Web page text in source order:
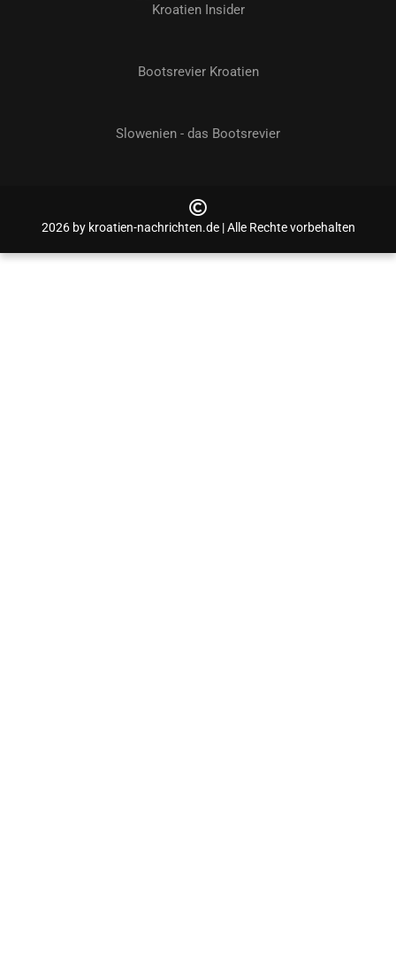
Kroatien Insider
Bootsrevier Kroatien
Slowenien - das Bootsrevier
2026 by kroatien-nachrichten.de | Alle Rechte vorbehalten